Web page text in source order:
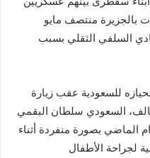
بالجزيرة منتصف مايو
السلفي الثقلي بسبب
للسعودية عقب زيارة
السعودي سلطان البقمي
بصورة منفردة أثناء
لجراحة الأطفال